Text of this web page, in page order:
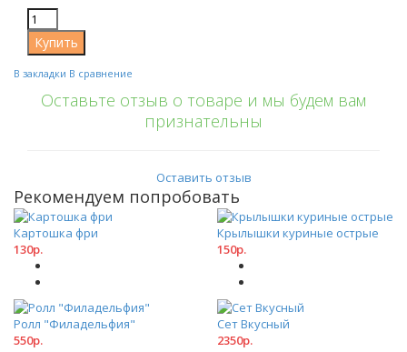
В закладки В сравнение
Оставьте отзыв о товаре и мы будем вам
признательны
Оставить отзыв
Рекомендуем попробовать
Картошка фри
130р.
Крылышки куриные острые
150р.
Ролл "Филадельфия"
550р.
Сет Вкусный
2350р.